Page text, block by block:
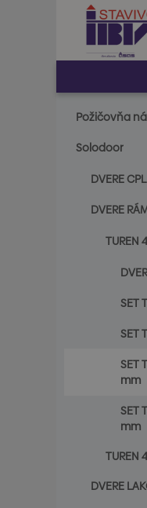
Požičovňa
Solodoor
DVERE CPL
DVERE
TUREN
SET
SET
SET
mm
SET
mm
TUREN
DVERE